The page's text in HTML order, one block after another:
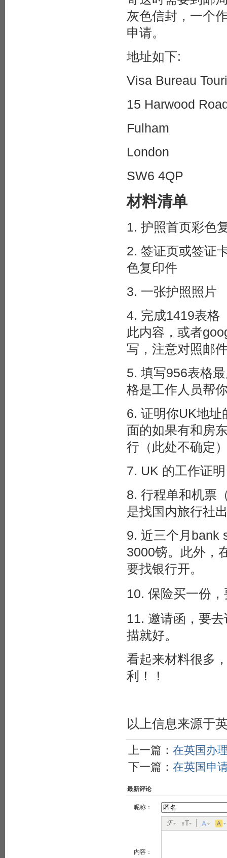
灰色信封，一个
申请。
地址如下:
Visa Bureau
15 Harwood
Fulham
London
SW6 4QP
材料清单
1. 护照首页彩色
2. 签证页或签证
色复印件
3. 一张护照照片
4. 完成1419表格
此内容，或者
写，注意对照邮
5. 填写956表格
格是工作人员帮
6. 证明你UK地址
面的如果有和房
行（此处不确定
7. UK 的工作证
8. 行程单和机票
是找国内旅行社
9. 近三个月bank
3000镑。此外，
要找银行开。
10. 保险买一份
11. 邀请函，要
描就好。
看起来材料很多
利！！
以上信息来源于
上一篇： 在英国办
下一篇： 在英国申
最新评论
昵称：
内容：